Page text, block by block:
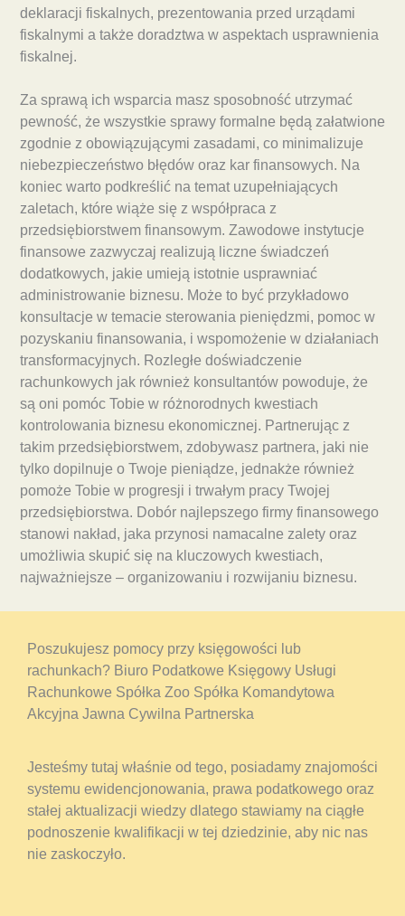
deklaracji fiskalnych, prezentowania przed urządami
fiskalnymi a także doradztwa w aspektach usprawnienia
fiskalnej.
Za sprawą ich wsparcia masz sposobność utrzymać
pewność, że wszystkie sprawy formalne będą załatwione
zgodnie z obowiązującymi zasadami, co minimalizuje
niebezpieczeństwo błędów oraz kar finansowych. Na
koniec warto podkreślić na temat uzupełniających
zaletach, które wiąże się z współpraca z
przedsiębiorstwem finansowym. Zawodowe instytucje
finansowe zazwyczaj realizują liczne świadczeń
dodatkowych, jakie umieją istotnie usprawniać
administrowanie biznesu. Może to być przykładowo
konsultacje w temacie sterowania pieniędzmi, pomoc w
pozyskaniu finansowania, i wspomożenie w działaniach
transformacyjnych. Rozległe doświadczenie
rachunkowych jak również konsultantów powoduje, że
są oni pomóc Tobie w różnorodnych kwestiach
kontrolowania biznesu ekonomicznej. Partnerując z
takim przedsiębiorstwem, zdobywasz partnera, jaki nie
tylko dopilnuje o Twoje pieniądze, jednakże również
pomoże Tobie w progresji i trwałym pracy Twojej
przedsiębiorstwa. Dobór najlepszego firmy finansowego
stanowi nakład, jaka przynosi namacalne zalety oraz
umożliwia skupić się na kluczowych kwestiach,
najważniejsze – organizowaniu i rozwijaniu biznesu.
Poszukujesz pomocy przy księgowości lub
rachunkach? Biuro Podatkowe Księgowy Usługi
Rachunkowe Spółka Zoo Spółka Komandytowa
Akcyjna Jawna Cywilna Partnerska
Jesteśmy tutaj właśnie od tego, posiadamy znajomości
systemu ewidencjonowania, prawa podatkowego oraz
stałej aktualizacji wiedzy dlatego stawiamy na ciągłe
podnoszenie kwalifikacji w tej dziedzinie, aby nic nas
nie zaskoczyło.